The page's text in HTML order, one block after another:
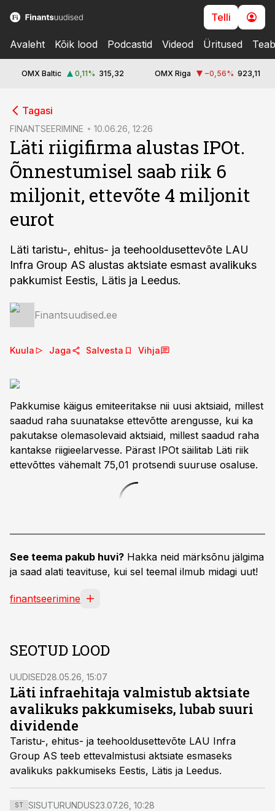
Telli
Avaleht Kõik lood Podcastid Videod Üritused
OMX Baltic 0,11% 315,32 OMX Riga −0,56% 923,11
Tagasi
FINANTSEERIMINE 10.06.26, 12:26
Läti riigifirma alustas IPOt.
Õnnestumisel saab riik 6
miljonit, ettevõte 4 miljonit
eurot
Läti taristu-, ehitus- ja teehooldusettevõte LAU
Infra Group AS alustas aktsiate esmast avalikuks
pakkumist Eestis, Lätis ja Leedus.
Finantsuudised.ee
Kuula Jaga Salvesta Vihja
Pakkumise käigus emiteeritakse nii uusi aktsiaid, millest
saadud raha suunatakse ettevõtte arengusse, kui ka
pakutakse olemasolevaid aktsiaid, millest saadud raha
kantakse riigieelarvesse. Pärast IPOt säilitab Läti riik
ettevõttes vähemalt 75,01 protsendi suuruse osaluse.
See teema pakub huvi? Hakka neid märksõnu jälgima
ja saad alati teavituse, kui sel teemal ilmub midagi uut!
finantseerimine
SEOTUD LOOD
UUDISED28.05.26, 15:07
Läti infraehitaja valmistub aktsiate
avalikuks pakkumiseks, lubab suuri
dividende
Taristu-, ehitus- ja teehooldusettevõte LAU Infra
Group AS teeb ettevalmistusi aktsiate esmaseks
avalikuks pakkumiseks Eestis, Lätis ja Leedus.
ST SISUTURUNDUS23.07.26, 10:28